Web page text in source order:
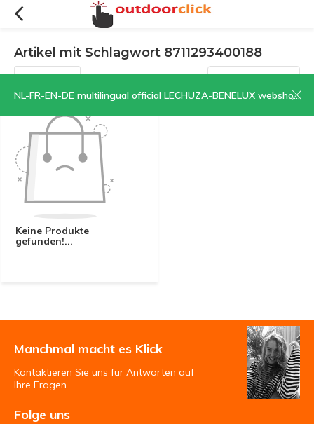
NL-FR-EN-DE multilingual official LECHUZA-BENELUX webshop | CLICK HERE NOW!
Artikel mit Schlagwort 8711293400188
Filter Sortieren nach:
Keine Produkte
gefunden!...
Manchmal macht es Klick
Kontaktieren Sie uns für Antworten auf
Ihre Fragen
Folge uns